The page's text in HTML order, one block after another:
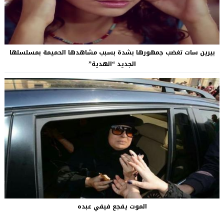
بيرين سات تغضب جمهورها بشدة بسبب مشاهدها الحميمة بمسلسلها
الجديد “الهدية”
الموت يفجع فيفي عبده